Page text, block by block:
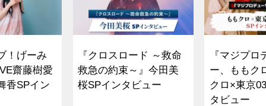
！げーみ
齋藤樹愛
香SPイン
『クロスロード ～救命
救急の約束～』今田美
桜SPインタビュー
『マジプロ
ー、ももク
クロ×東京
タビュー